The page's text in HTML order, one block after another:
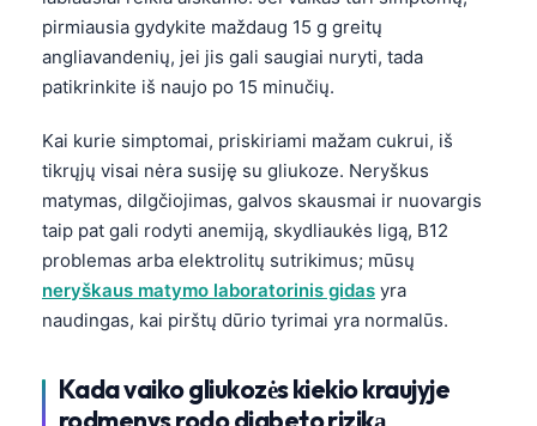
pirmiausia gydykite maždaug 15 g greitų
angliavandenių, jei jis gali saugiai nuryti, tada
patikrinkite iš naujo po 15 minučių.
Kai kurie simptomai, priskiriami mažam cukrui, iš
tikrųjų visai nėra susiję su gliukoze. Neryškus
matymas, dilgčiojimas, galvos skausmai ir nuovargis
taip pat gali rodyti anemiją, skydliaukės ligą, B12
problemas arba elektrolitų sutrikimus; mūsų
neryškaus matymo laboratorinis gidas yra
naudingas, kai pirštų dūrio tyrimai yra normalūs.
Kada vaiko gliukozės kiekio kraujyje
rodmenys rodo diabeto riziką
Čeština
ქართული
Русский
Polski
한국어
Slovenščina
Magyar
Shqip
اردو
मराठी